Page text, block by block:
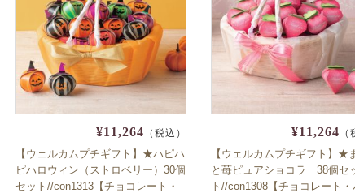
¥11,264 （税込）
【ウェルカムプチギフト】★ハピハ
ピハロウィン（ストロベリー）30個
セット//con1313【チョコレート・
¥11,264 （
【ウェルカムプチギフト】★
と苺ピュアショコラ 38個セ
ト//con1308【チョコレート・